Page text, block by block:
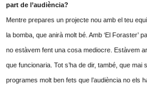
part de l’audiència?
Mentre prepares un projecte nou amb el teu
la bomba, que anirà molt bé. Amb ‘El Foraster’
no estàvem fent una cosa mediocre. Estàvem
que funcionaria. Tot s’ha de dir, també, que
programes molt ben fets que l’audiència no els